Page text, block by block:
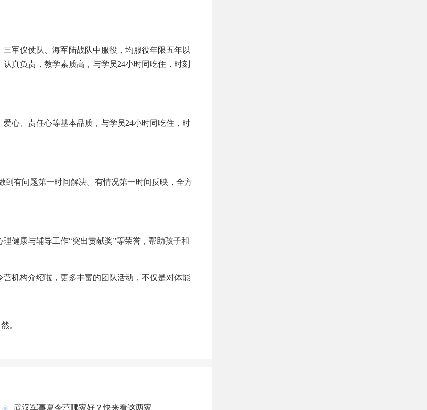
军仪仗队、海军陆战队中服役，均服役年限五年以
真负责，教学素质高，与学员24小时同吃住，时刻
心、责任心等基本品质，与学员24小时同吃住，时
到有问题第一时间解决。有情况第一时间反映，全方
健康与辅导工作“突出贡献奖”等荣誉，帮助孩子和
机构介绍啦，更多丰富的团队活动，不仅是对体能
。
武汉军事夏令营哪家好？快来看这两家